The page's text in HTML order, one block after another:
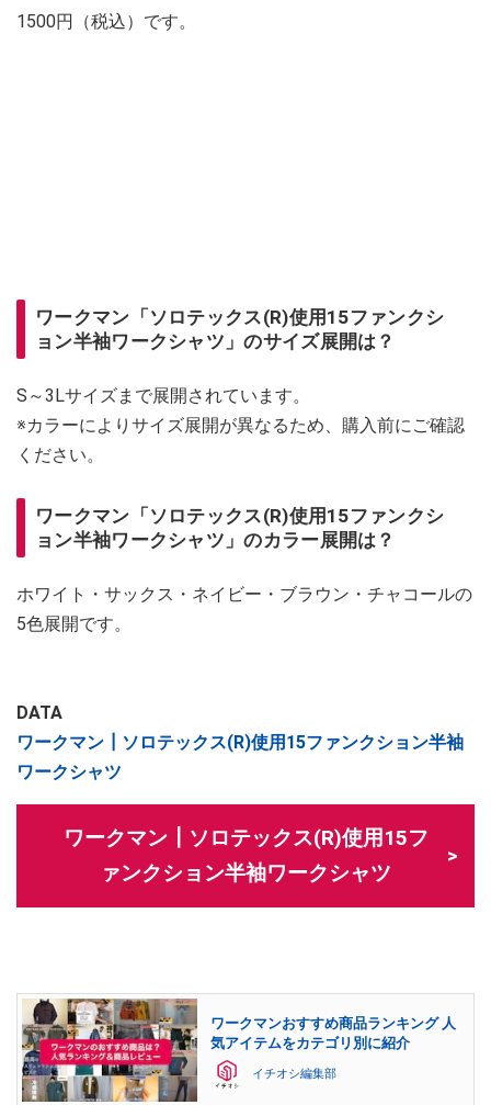
1500円（税込）です。
ワークマン「ソロテックス(R)使用15ファンクシ
ョン半袖ワークシャツ」のサイズ展開は？
S～3Lサイズまで展開されています。
※カラーによりサイズ展開が異なるため、購入前にご確認
ください。
ワークマン「ソロテックス(R)使用15ファンクシ
ョン半袖ワークシャツ」のカラー展開は？
ホワイト・サックス・ネイビー・ブラウン・チャコールの
5色展開です。
DATA
ワークマン┃ソロテックス(R)使用15ファンクション半袖
ワークシャツ
ワークマン┃ソロテックス(R)使用15フ
ァンクション半袖ワークシャツ
ワークマンおすすめ商品ランキング 人
気アイテムをカテゴリ別に紹介
イチオシ編集部